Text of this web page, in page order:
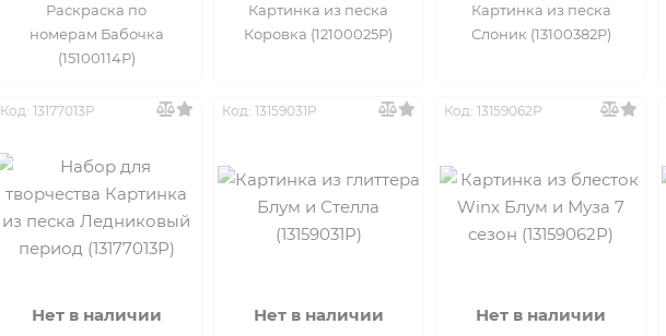
Раскраска по
номерам Бабочка
(15100114Р)
Картинка из песка
Коровка (12100025Р)
Картинка из песка
Слоник (13100382Р)
Код: 13177013Р
Нет в наличии
Код: 13159031Р
Нет в наличии
Код: 13159062Р
Нет в наличии